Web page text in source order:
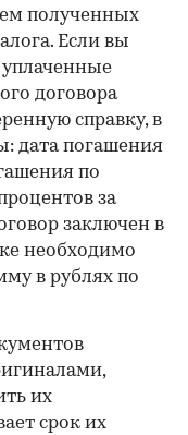
полученных
Если вы
договора
справку, в
дата погашения
по
за
заключен в
необходимо
в рублях по
их
срок их